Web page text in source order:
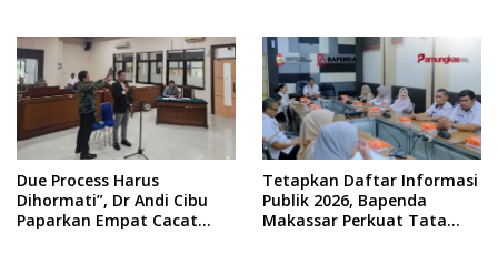
Due Process Harus
Dihormati”, Dr Andi Cibu
Paparkan Empat Cacat
Tetapkan Daftar Informasi
Publik 2026, Bapenda
Makassar Perkuat Tata